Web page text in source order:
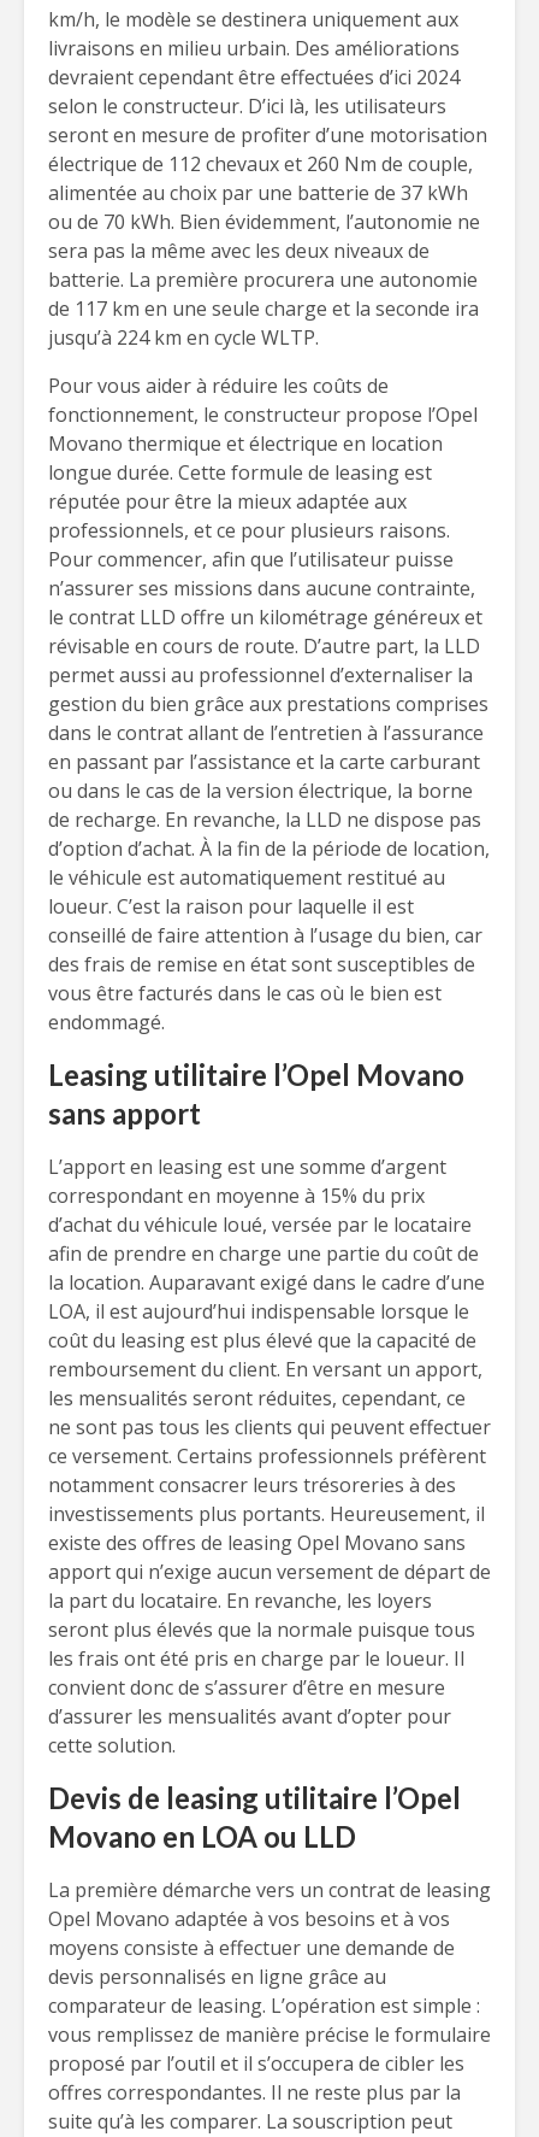
km/h, le modèle se destinera uniquement aux
livraisons en milieu urbain. Des améliorations
devraient cependant être effectuées d’ici 2024
selon le constructeur. D’ici là, les utilisateurs
seront en mesure de profiter d’une motorisation
électrique de 112 chevaux et 260 Nm de couple,
alimentée au choix par une batterie de 37 kWh
ou de 70 kWh. Bien évidemment, l’autonomie ne
sera pas la même avec les deux niveaux de
batterie. La première procurera une autonomie
de 117 km en une seule charge et la seconde ira
jusqu’à 224 km en cycle WLTP.
Pour vous aider à réduire les coûts de
fonctionnement, le constructeur propose l’Opel
Movano thermique et électrique en location
longue durée. Cette formule de leasing est
réputée pour être la mieux adaptée aux
professionnels, et ce pour plusieurs raisons.
Pour commencer, afin que l’utilisateur puisse
n’assurer ses missions dans aucune contrainte,
le contrat LLD offre un kilométrage généreux et
révisable en cours de route. D’autre part, la LLD
permet aussi au professionnel d’externaliser la
gestion du bien grâce aux prestations comprises
dans le contrat allant de l’entretien à l’assurance
en passant par l’assistance et la carte carburant
ou dans le cas de la version électrique, la borne
de recharge. En revanche, la LLD ne dispose pas
d’option d’achat. À la fin de la période de location,
le véhicule est automatiquement restitué au
loueur. C’est la raison pour laquelle il est
conseillé de faire attention à l’usage du bien, car
des frais de remise en état sont susceptibles de
vous être facturés dans le cas où le bien est
endommagé.
Leasing utilitaire l’Opel Movano
sans apport
L’apport en leasing est une somme d’argent
correspondant en moyenne à 15% du prix
d’achat du véhicule loué, versée par le locataire
afin de prendre en charge une partie du coût de
la location. Auparavant exigé dans le cadre d’une
LOA, il est aujourd’hui indispensable lorsque le
coût du leasing est plus élevé que la capacité de
remboursement du client. En versant un apport,
les mensualités seront réduites, cependant, ce
ne sont pas tous les clients qui peuvent effectuer
ce versement. Certains professionnels préfèrent
notamment consacrer leurs trésoreries à des
investissements plus portants. Heureusement, il
existe des offres de leasing Opel Movano sans
apport qui n’exige aucun versement de départ de
la part du locataire. En revanche, les loyers
seront plus élevés que la normale puisque tous
les frais ont été pris en charge par le loueur. Il
convient donc de s’assurer d’être en mesure
d’assurer les mensualités avant d’opter pour
cette solution.
Devis de leasing utilitaire l’Opel
Movano en LOA ou LLD
La première démarche vers un contrat de leasing
Opel Movano adaptée à vos besoins et à vos
moyens consiste à effectuer une demande de
devis personnalisés en ligne grâce au
comparateur de leasing. L’opération est simple :
vous remplissez de manière précise le formulaire
proposé par l’outil et il s’occupera de cibler les
offres correspondantes. Il ne reste plus par la
suite qu’à les comparer. La souscription peut